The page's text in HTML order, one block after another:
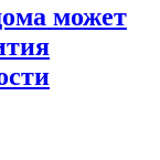
может